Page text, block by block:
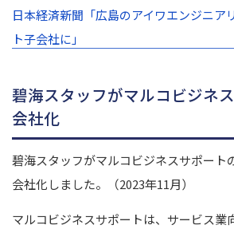
日本経済新聞「広島のアイワエンジニア
ト子会社に」
碧海スタッフがマルコビジネ
会社化
碧海スタッフがマルコビジネスサポート
会社化しました。（2023年11月）
マルコビジネスサポートは、サービス業